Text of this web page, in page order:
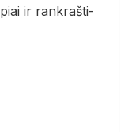
ir rank­raš­ti­